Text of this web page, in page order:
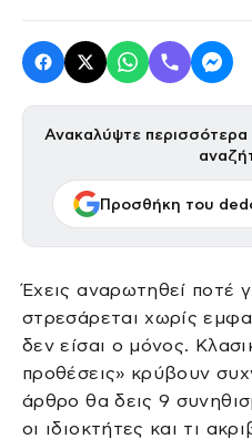
Ανακαλύψτε
Προσθήκη του
Έχεις αναρωτηθεί ποτέ
στρεσάρεται χωρίς
δεν είσαι ο μόνος.
προθέσεις» κρύβουν
άρθρο θα δεις 9
οι ιδιοκτήτες και τι